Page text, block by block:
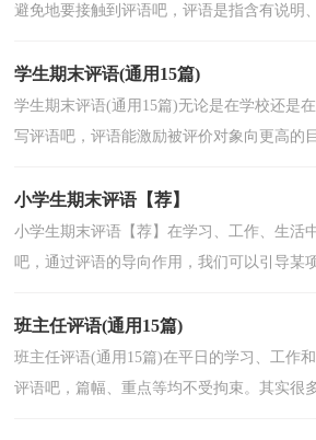
避免地要接触到评语吧，评语是指含有说明
学生期末评语(通用15篇)
学生期末评语(通用15篇)无论是在学校还是
写评语吧，评语能激励被评价对象向更高的
小学生期末评语【荐】
小学生期末评语【荐】在学习、工作、生活
吧，通过评语的导向作用，我们可以引导某
班主任评语(通用15篇)
班主任评语(通用15篇)在平日的学习、工作
评语吧，篇幅、重点等均不受拘束。其实很